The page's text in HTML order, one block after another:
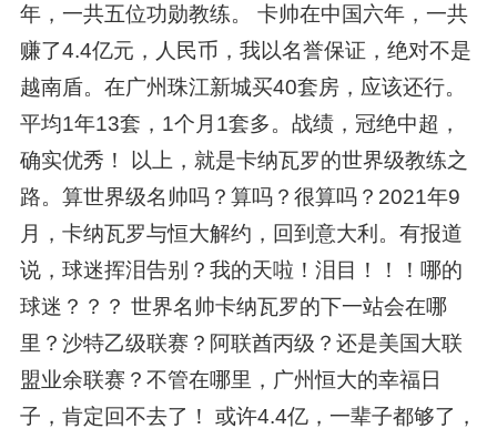
年，一共五位功勋教练。 卡帅在中国六年，一共
赚了4.4亿元，人民币，我以名誉保证，绝对不是
越南盾。在广州珠江新城买40套房，应该还行。
平均1年13套，1个月1套多。战绩，冠绝中超，
确实优秀！ 以上，就是卡纳瓦罗的世界级教练之
路。算世界级名帅吗？算吗？很算吗？2021年9
月，卡纳瓦罗与恒大解约，回到意大利。有报道
说，球迷挥泪告别？我的天啦！泪目！！！哪的
球迷？？？ 世界名帅卡纳瓦罗的下一站会在哪
里？沙特乙级联赛？阿联酋丙级？还是美国大联
盟业余联赛？不管在哪里，广州恒大的幸福日
子，肯定回不去了！ 或许4.4亿，一辈子都够了，